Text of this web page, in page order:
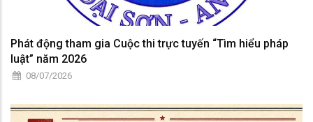
Phát động tham gia Cuộc thi trực tuyến “Tìm hiểu pháp
luật” năm 2026
08/07/2026